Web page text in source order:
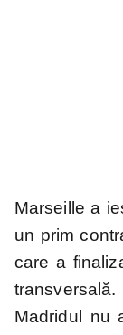
Marseille a
un prim
care a
Madridul nu